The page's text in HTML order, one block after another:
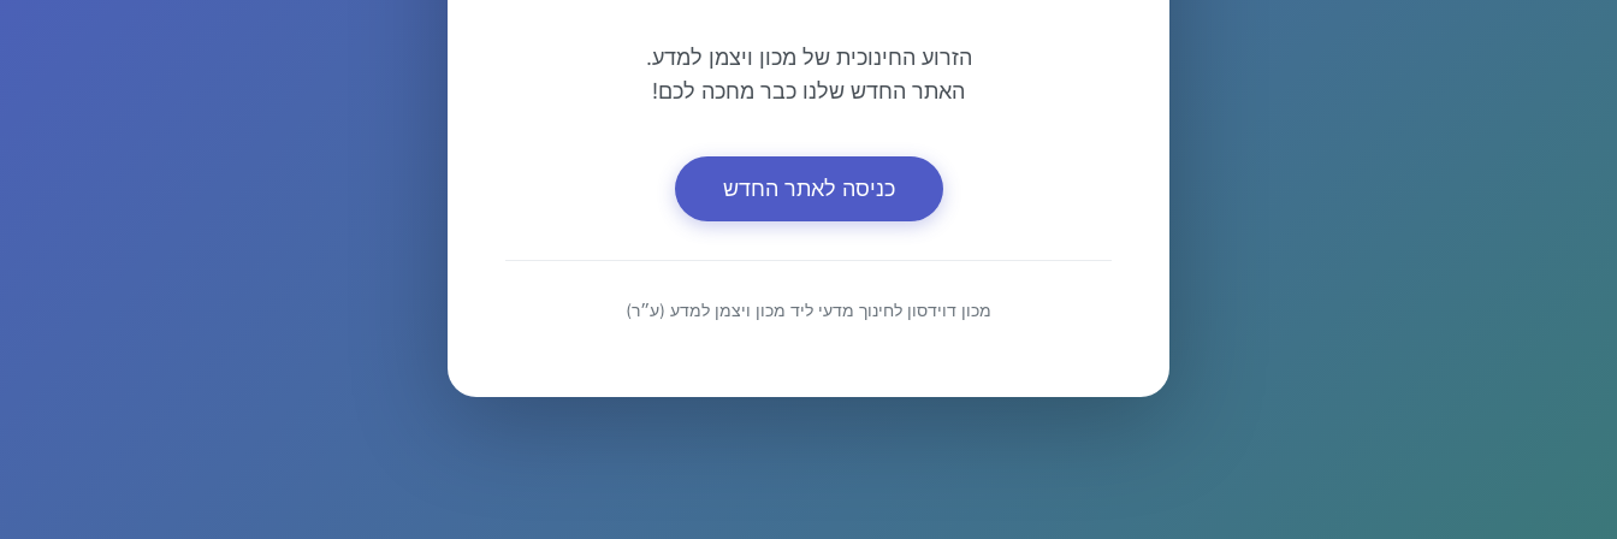
הזרוע החינוכית של מכון ויצמן למדע.
האתר החדש שלנו כבר מחכה לכם!
כניסה לאתר החדש
מכון דוידסון לחינוך מדעי ליד מכון ויצמן למדע (ע״ר)